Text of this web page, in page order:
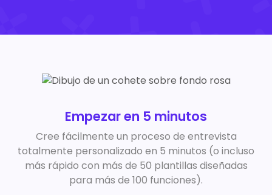
Empezar en 5 minutos
Cree fácilmente un proceso de entrevista
totalmente personalizado en 5 minutos (o incluso
más rápido con más de 50 plantillas diseñadas
para más de 100 funciones).